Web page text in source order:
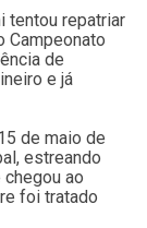
tentou repatriar
Campeonato
de
e já
de maio de
estreando
chegou ao
foi tratado